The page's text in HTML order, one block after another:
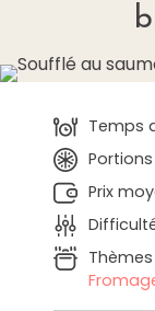
Temps
Portions
Prix
Thèmes